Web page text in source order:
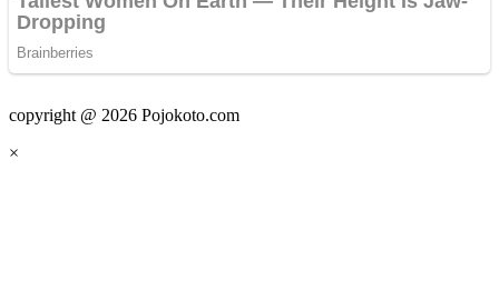
copyright @ 2026 Pojokoto.com
×